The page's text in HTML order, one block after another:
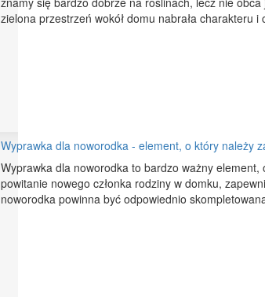
zielona przestrzeń wokół domu nabrała charakteru i
Wyprawka dla noworodka - element, o który należy
Wyprawka dla noworodka to bardzo ważny
powitanie nowego członka rodziny w domku,
noworodka powinna być odpowiednio